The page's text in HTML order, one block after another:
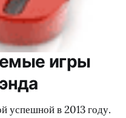
игры
успешной в 2013 году.